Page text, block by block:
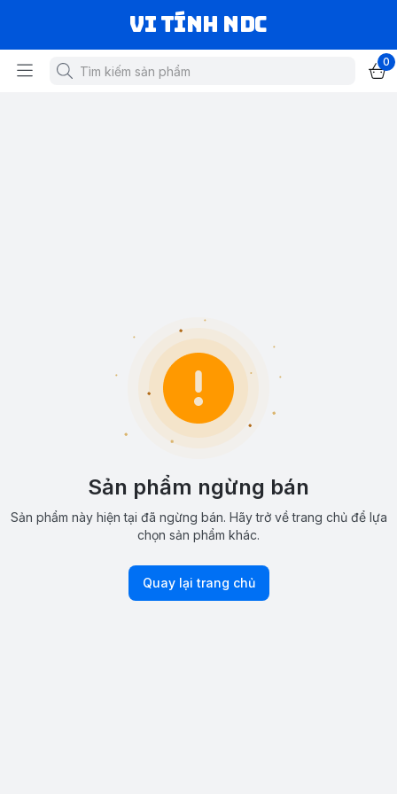
VI TÍNH NDC
0
Sản phẩm ngừng bán
Sản phẩm này hiện tại đã ngừng bán. Hãy trở về trang chủ để lựa
chọn sản phẩm khác.
Quay lại trang chủ